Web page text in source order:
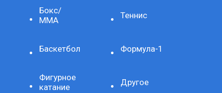
Бокс/
ММА
Теннис
Баскетбол Формула-1
Фигурное
катание
Другое